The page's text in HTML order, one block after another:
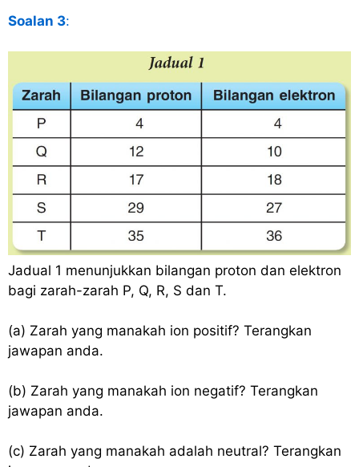
Soalan 3:
Jadual 1 menunjukkan bilangan proton dan elektron
bagi zarah-zarah P, Q, R, S dan T.
(a) Zarah yang manakah ion positif? Terangkan
jawapan anda.
(b) Zarah yang manakah ion negatif? Terangkan
jawapan anda.
(c) Zarah yang manakah adalah neutral? Terangkan